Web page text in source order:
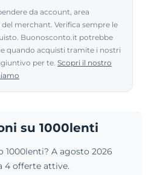
da account, area
merchant. Verifica sempre le
Buonosconto.it potrebbe
quando acquisti tramite i nostri
per te. Scopri il nostro
su 1000lenti
1000lenti? A agosto 2026
4 offerte attive.